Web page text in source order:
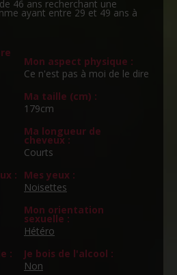
46 ans recherchant une
ayant entre 29 et 49 ans à
Mon aspect physique :
Ce n'est pas à moi de le dire
Ma taille (cm) :
179cm
Ma longueur de
cheveux :
Courts
:
Mes yeux :
Noisettes
Mon orientation
sexuelle :
Hétéro
:
Je bois de l'alcool :
Non